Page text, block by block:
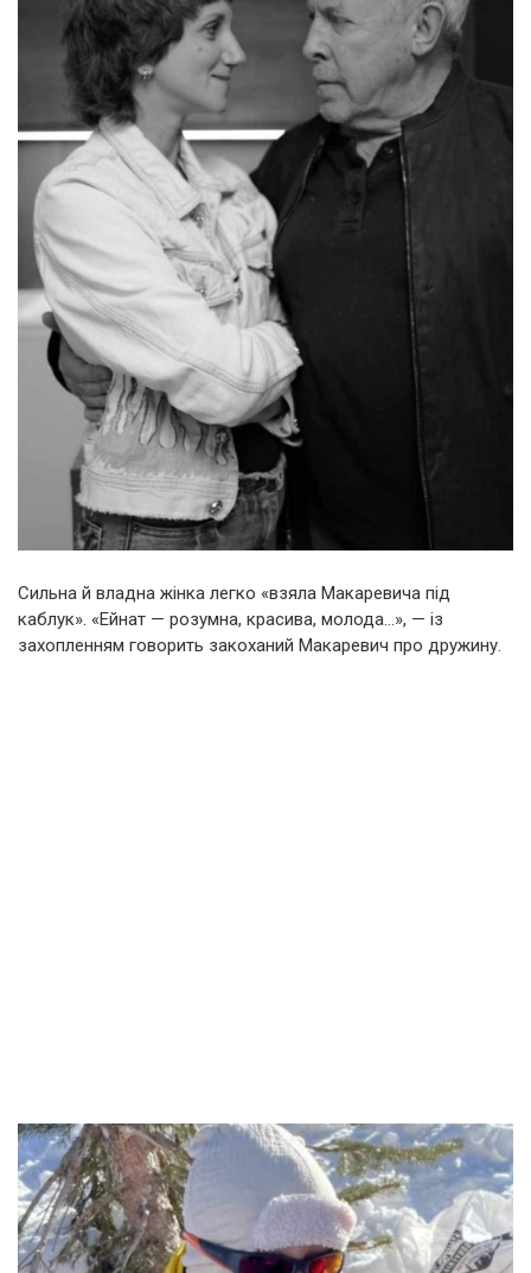
Сильна й владна жінка легко «взяла Макаревича під
каблук». «Ейнат — розумна, красива, молода…», — із
захопленням говорить закоханий Макаревич про дружину.